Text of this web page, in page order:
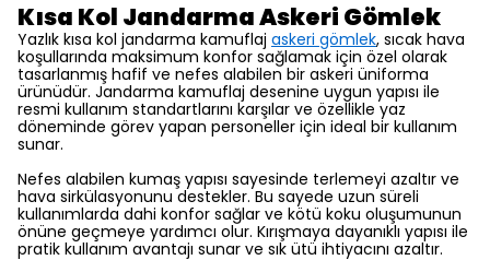
Kısa Kol Jandarma Askeri Gömlek
Yazlık kısa kol jandarma kamuflaj askeri gömlek, sıcak hava
koşullarında maksimum konfor sağlamak için özel olarak
tasarlanmış hafif ve nefes alabilen bir askeri üniforma
ürünüdür. Jandarma kamuflaj desenine uygun yapısı ile
resmi kullanım standartlarını karşılar ve özellikle yaz
döneminde görev yapan personeller için ideal bir kullanım
sunar.
Nefes alabilen kumaş yapısı sayesinde terlemeyi azaltır ve
hava sirkülasyonunu destekler. Bu sayede uzun süreli
kullanımlarda dahi konfor sağlar ve kötü koku oluşumunun
önüne geçmeye yardımcı olur. Kırışmaya dayanıklı yapısı ile
pratik kullanım avantajı sunar ve sık ütü ihtiyacını azaltır.